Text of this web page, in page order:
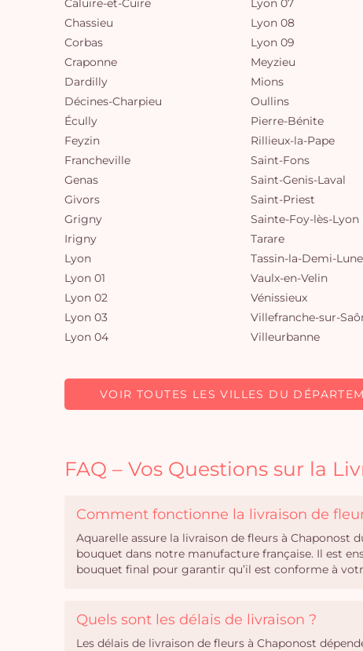
Caluire-et-Cuire
Chassieu
Corbas
Craponne
Dardilly
Décines-Charpieu
Écully
Feyzin
Francheville
Genas
Givors
Grigny
Irigny
Lyon
Lyon 01
Lyon 02
Lyon 03
Lyon 04
Lyon 07
Lyon 08
Lyon 09
Meyzieu
Mions
Oullins
Pierre-Bénite
Rillieux-la-Pape
Saint-Fons
Saint-Genis-Laval
Saint-Priest
Sainte-Foy-lès-Lyon
Tarare
Tassin-la-Demi-Lune
Vaulx-en-Velin
Vénissieux
Villefranche-sur-
Villeurbanne
VOIR TOUTES LES VILLES DU
FAQ – Vos Questions sur la
Comment fonctionne la livraison de
Aquarelle assure la livraison de fleurs à
bouquet dans notre manufacture française. Il est
bouquet final pour garantir qu’il est conforme à
Quels sont les délais de livraison ?
Les délais de livraison de fleurs à Chaponost